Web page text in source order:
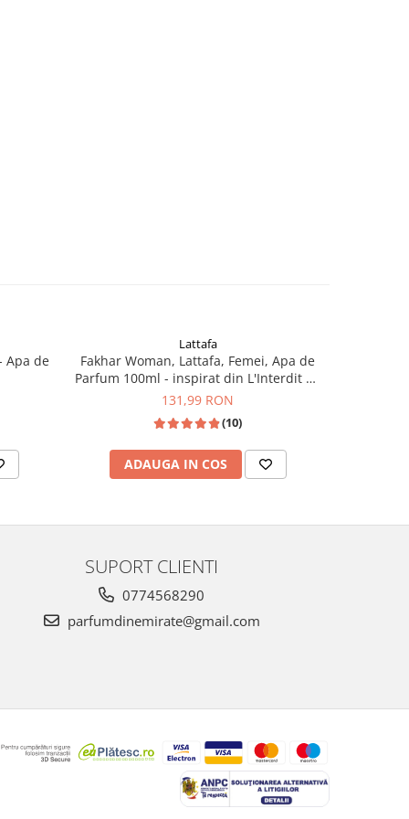
Apa de
Lattafa
Fakhar Woman, Lattafa, Femei, Apa de
Parfum 100ml - inspirat din L'Interdit by
Givenchy
131,99 RON
(10)
ADAUGA IN COS
SUPORT CLIENTI
0774568290
parfumdinemirate@gmail.com